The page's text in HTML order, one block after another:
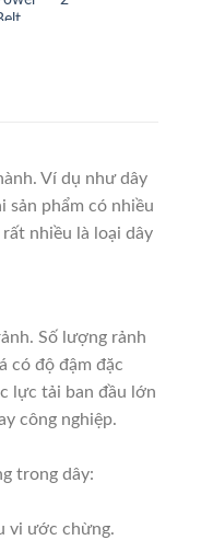
Ví dụ như dây
sản phẩm có nhiều
nhiều là loại dây
Số lượng rảnh
có độ đậm đặc
lực tải ban đầu lớn
công nghiệp.
trong dây:
vi ước chừng.